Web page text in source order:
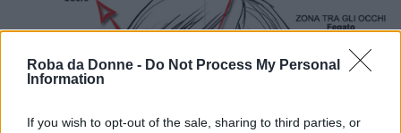
Roba da Donne - Do Not Process My Personal
Information
If you wish to opt-out of the sale, sharing to third parties, or